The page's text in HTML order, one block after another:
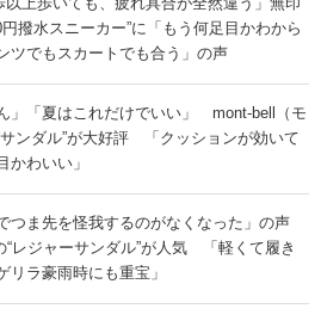
円撥水スニーカー”に「もう何足目かわから
ツでもスカートでも合う」の声
」「夏はこれだけでいい」 mont-bell（モ
サンダル”が大好評 「クッションが効いて
かわいい」
つま先を怪我するのがなくなった」の声
レジャーサンダル”が人気 「軽くて履き
リラ豪雨時にも重宝」